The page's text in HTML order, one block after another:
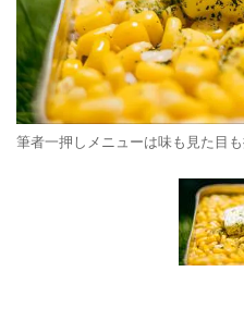
筆者一押しメニューは味も見た目